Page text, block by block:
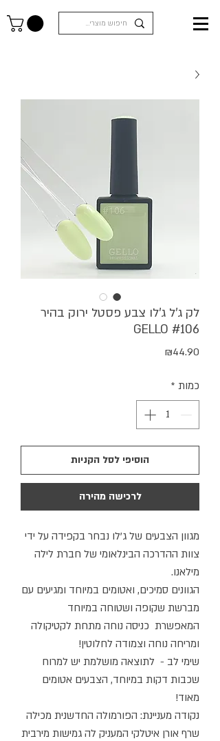
לק ג'ל ג'לו צבע פסטל ירוק בהיר
GELLO #106
₪44.90
כמות *
הוסיפי לסל הקניות
לרכישה מהירה
מגוון הצבעים של ג'לו נבחר בקפידה על ידי
צוות ההדרכה הבינלאומי של חברת לילה
מילאנו.
הגוונים סמיכים, ואטומים במיוחד ומגיעים עם
מברשת שקופה ושטוחה במיוחד
המאפשרת כניסה נוחה מתחת לקטיקולה
ומריחה נוחה וצמודה לחלוטין!
שימי לב - לתוצאה מושלמת יש למרוח
שכבות דקות במיוחד, הצבעים אטומים
מאוד!
נקודה מעניינת: הפורמולה החדשנית מכילה
שרף אורן איטלקי המעניק לה גמישות מירבית